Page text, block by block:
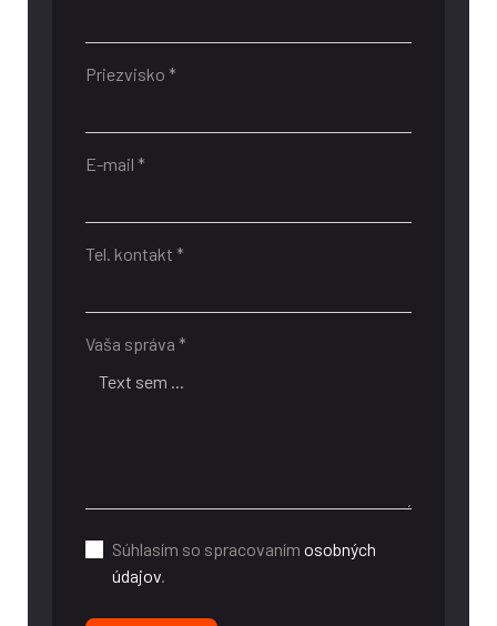
Priezvisko *
E-mail *
Tel. kontakt *
Vaša správa *
Súhlasím so spracovanímosobných
údajov.